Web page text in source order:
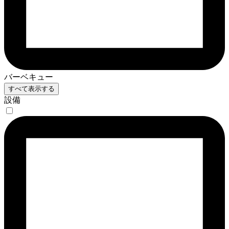
バーベキュー
すべて表示する
設備